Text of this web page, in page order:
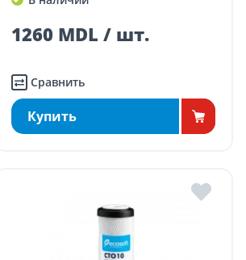
1260 MDL / шт.
Сравнить
Купить